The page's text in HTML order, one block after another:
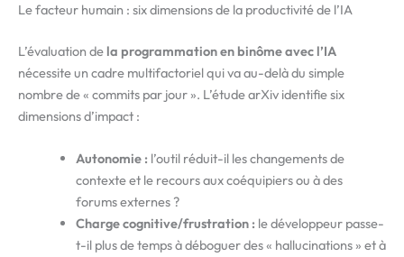
Le facteur humain : six dimensions de la productivité de l’IA
L’évaluation de la programmation en binôme avec l’IA
nécessite un cadre multifactoriel qui va au-delà du simple
nombre de « commits par jour ». L’étude arXiv identifie six
dimensions d’impact :
Autonomie :l’outil réduit-il les changements de
contexte et le recours aux coéquipiers ou à des
forums externes ?
Charge cognitive/frustration :le développeur passe-
t-il plus de temps à déboguer des « hallucinations » et à